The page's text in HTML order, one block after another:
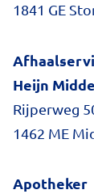
1841 GE
Heijn
Rijperweg
1462 ME
Apotheker